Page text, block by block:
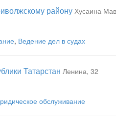
району Хусаина
, Ведение дел в судах
Татарстан Ленина, 32
обслуживание